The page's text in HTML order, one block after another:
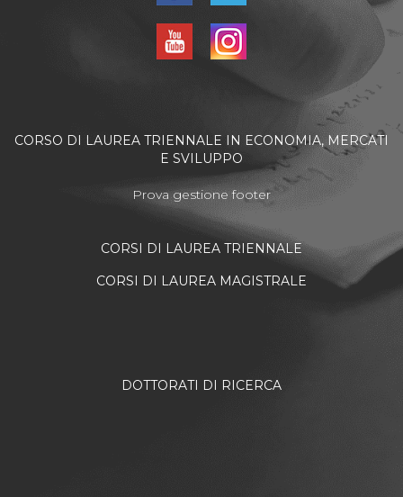
CORSO DI LAUREA TRIENNALE IN ECONOMIA, MERCATI
E SVILUPPO
Prova gestione footer
CORSI DI LAUREA TRIENNALE
CORSI DI LAUREA MAGISTRALE
DOTTORATI DI RICERCA